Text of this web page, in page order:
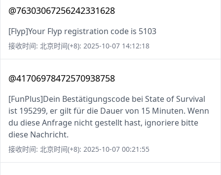
@76303067256242331628
[Flyp]Your Flyp registration code is 5103
接收时间: 北京时间(+8): 2025-10-07 14:12:18
@41706978472570938758
[FunPlus]Dein Bestätigungscode bei State of Survival
ist 195299, er gilt für die Dauer von 15 Minuten. Wenn
du diese Anfrage nicht gestellt hast, ignoriere bitte
diese Nachricht.
接收时间: 北京时间(+8): 2025-10-07 00:21:55